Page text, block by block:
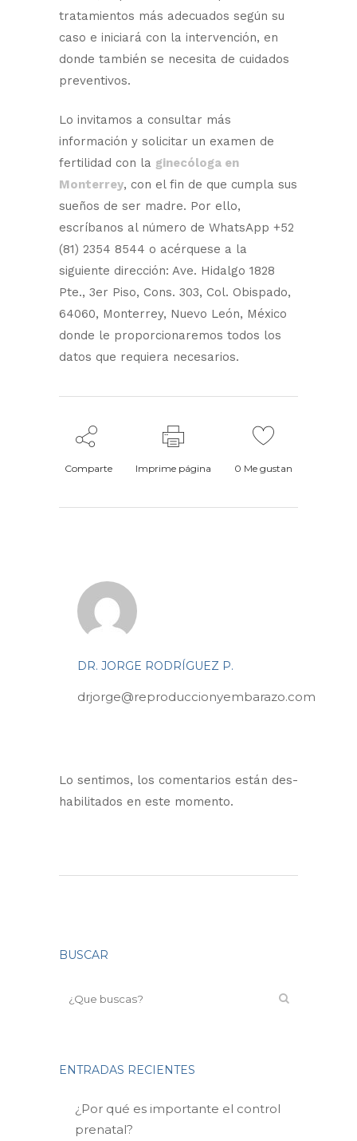
tratamientos más adecuados según su
caso e iniciará con la intervención, en
donde también se necesita de cuidados
preventivos.
Lo invitamos a consultar más
información y solicitar un examen de
fertilidad con la ginecóloga en
Monterrey, con el fin de que cumpla sus
sueños de ser madre. Por ello,
escríbanos al número de WhatsApp +52
(81) 2354 8544 o acérquese a la
siguiente dirección: Ave. Hidalgo 1828
Pte., 3er Piso, Cons. 303, Col. Obispado,
64060, Monterrey, Nuevo León, México
donde le proporcionaremos todos los
datos que requiera necesarios.
Comparte Imprime página 0 Me gustan
DR. JORGE RODRÍGUEZ P.
drjorge@reproduccionyembarazo.com
Lo sentimos, los comentarios están des-
habilitados en este momento.
BUSCAR
ENTRADAS RECIENTES
¿Por qué es importante el control
prenatal?